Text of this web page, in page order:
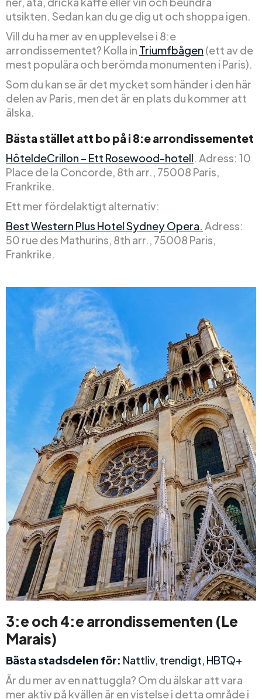
utsikten. Sedan kan du ge dig ut och shoppa igen.
Vill du ha mer av en upplevelse i 8:e
arrondissementet? Kolla in Triumfbågen (ett av de
mest populära och berömda monumenten i Paris).
Som du kan se är det mycket som händer i den här
delen av Paris, men det är en plats du kommer att
älska.
Bästa stället att bo på i 8:e arrondissementet
HôteldeCrillon – Ett Rosewood-hotell. Adress: 10
Place de la Concorde, 8th arr., 75008 Paris,
Frankrike.
Ett mer fördelaktigt alternativ:
Best Western Plus Hotel Sydney Opera. Adress:
50 rue des Mathurins, 8th arr., 75008 Paris,
Frankrike.
3:e och 4:e arrondissementen (Le
Marais)
Bästa stadsdelen för: Nattliv, trendigt, HBTQ+
Är du mer av en nattuggla? Om du älskar att vara
mer aktiv på kvällen är en vistelse i detta område i